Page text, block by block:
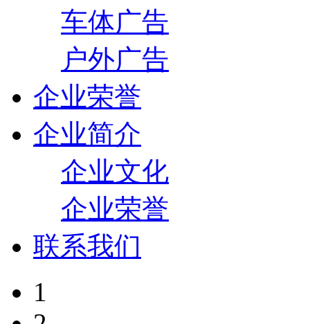
车体广告
户外广告
企业荣誉
企业简介
企业文化
企业荣誉
联系我们
1